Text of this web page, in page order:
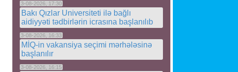
3-08-2026, 17:30
Bakı Qızlar Universiteti ilə bağlı
aidiyyəti tədbirlərin icrasına başlanılıb
3-08-2026, 16:33
MİQ-in vakansiya seçimi mərhələsinə
başlanılır
3-08-2026, 16:15